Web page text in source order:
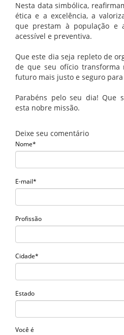
Nesta data simbólica,
ética e a excelência, a
que prestam à população e
acessível e preventiva.
Que este dia seja repleto de
de que seu ofício transforma
futuro mais justo e seguro
Parabéns pelo seu dia! Que
esta nobre missão.
Deixe seu comentário
Nome*
E-mail*
Profissão
Cidade*
Estado
Você é